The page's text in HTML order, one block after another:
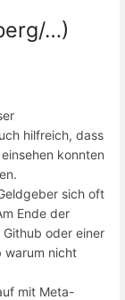
…)
hilfreich, dass
konnten
sich oft
Ende der
oder einer
warum nicht
mit Meta-